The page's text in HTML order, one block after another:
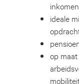
inkomen
ideale
op